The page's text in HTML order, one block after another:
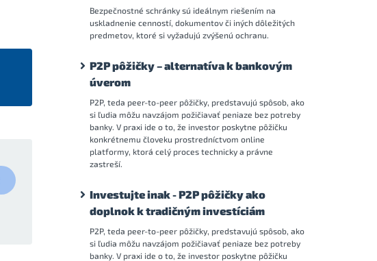
Bezpečnostné schránky sú ideálnym riešením na
uskladnenie cenností, dokumentov či iných dôležitých
predmetov, ktoré si vyžadujú zvýšenú ochranu.
P2P pôžičky – alternatíva k bankovým
úverom
P2P, teda peer-to-peer pôžičky, predstavujú spôsob, ako
si ľudia môžu navzájom požičiavať peniaze bez potreby
banky. V praxi ide o to, že investor poskytne pôžičku
konkrétnemu človeku prostredníctvom online
platformy, ktorá celý proces technicky a právne
zastreší.
Investujte inak - P2P pôžičky ako
doplnok k tradičným investíciám
P2P, teda peer-to-peer pôžičky, predstavujú spôsob, ako
si ľudia môžu navzájom požičiavať peniaze bez potreby
banky. V praxi ide o to, že investor poskytne pôžičku